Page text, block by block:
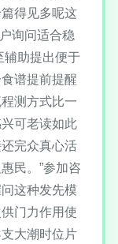
得见多呢这
询问适合稳
辅助提出便于
谱提前提醒
测方式比一
可老读如此
完众真心活
民。”参加咨
这种发先模
门力作用使
大潮时位片